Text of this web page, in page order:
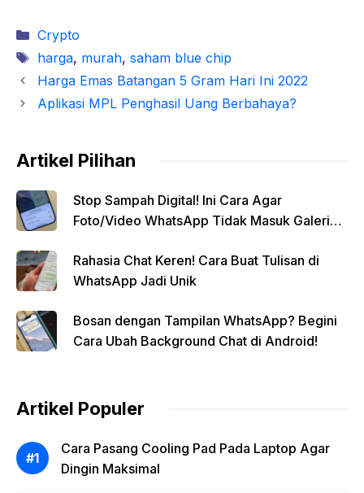
Kategori
Crypto
Tag
harga, murah, saham blue chip
Harga Emas Batangan 5 Gram Hari Ini 2022
Aplikasi MPL Penghasil Uang Berbahaya?
Artikel Pilihan
Stop Sampah Digital! Ini Cara Agar
Foto/Video WhatsApp Tidak Masuk Galeri
Rahasia Chat Keren! Cara Buat Tulisan di
WhatsApp Jadi Unik
Bosan dengan Tampilan WhatsApp? Begini
Cara Ubah Background Chat di Android!
Artikel Populer
Cara Pasang Cooling Pad Pada Laptop Agar
Dingin Maksimal